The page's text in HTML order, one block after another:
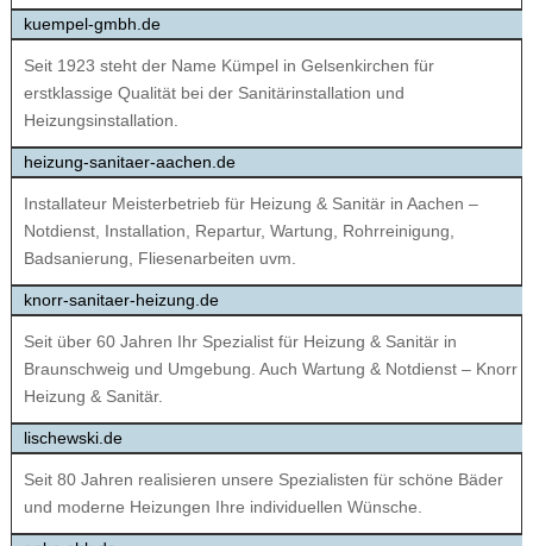
kuempel-gmbh.de
Seit 1923 steht der Name Kümpel in Gelsenkirchen für
erstklassige Qualität bei der Sanitärinstallation und
Heizungsinstallation.
heizung-sanitaer-aachen.de
Installateur Meisterbetrieb für Heizung & Sanitär in Aachen –
Notdienst, Installation, Repartur, Wartung, Rohrreinigung,
Badsanierung, Fliesenarbeiten uvm.
knorr-sanitaer-heizung.de
Seit über 60 Jahren Ihr Spezialist für Heizung & Sanitär in
Braunschweig und Umgebung. Auch Wartung & Notdienst – Knorr
Heizung & Sanitär.
lischewski.de
Seit 80 Jahren realisieren unsere Spezialisten für schöne Bäder
und moderne Heizungen Ihre individuellen Wünsche.